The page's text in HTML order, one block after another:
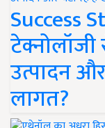
Success
उत्पादन
लागत?